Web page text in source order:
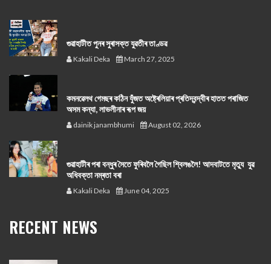
গুৱাহাটীত পুনৰ সুৰাসক্ত যুৱতীৰ তাণ্ডৱ
Kakali Deka March 27, 2025
কমনৱেলথ গেমছৰ কঠিন যুঁজত অষ্ট্ৰেলিয়াৰ প্ৰতিদ্বন্দ্বীৰ হাতত পৰাজিত
অসম কন্যা, লাভলীনাৰ ৰূপ জয়
dainik janambhumi August 02, 2026
গুৱাহাটীৰ পৰা বন্ধুৰ সৈতে ফুৰিবলৈ গৈছিল শ্বিলঙলৈ! আদবাটতে মৃত্যু যুৱ
অধিবক্তা নম্ৰতা বৰা
Kakali Deka June 04, 2025
RECENT NEWS